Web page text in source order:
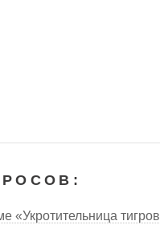
«Укротительница